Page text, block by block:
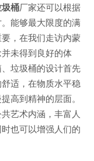
桶厂家还可以根据
能够最大限度的满
，在我们走访内蒙
未得到良好的体
垃圾桶的设计首先
适，在物质水平稳
高到精神的层面。
艺术内涵，丰富人
也可以增强人们的